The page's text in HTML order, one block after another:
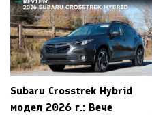
Subaru Crosstrek Hybrid
модел 2026 г.: Вече